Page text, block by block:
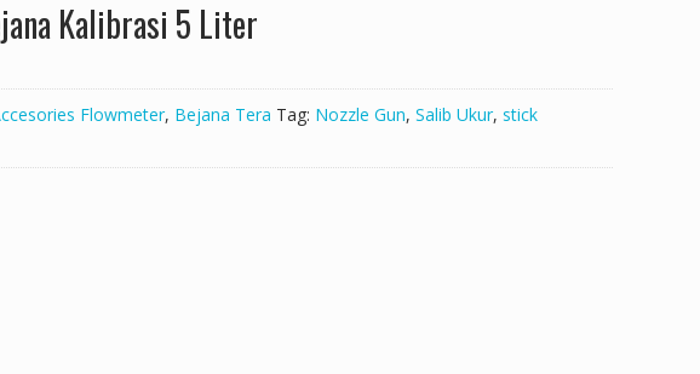
Kalibrasi 5 Liter
Flowmeter, Bejana Tera Tag: Nozzle Gun, Salib Ukur, stick